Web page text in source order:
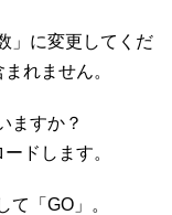
」に変更してくだ
れません。
ますか？
ドします。
「GO」。